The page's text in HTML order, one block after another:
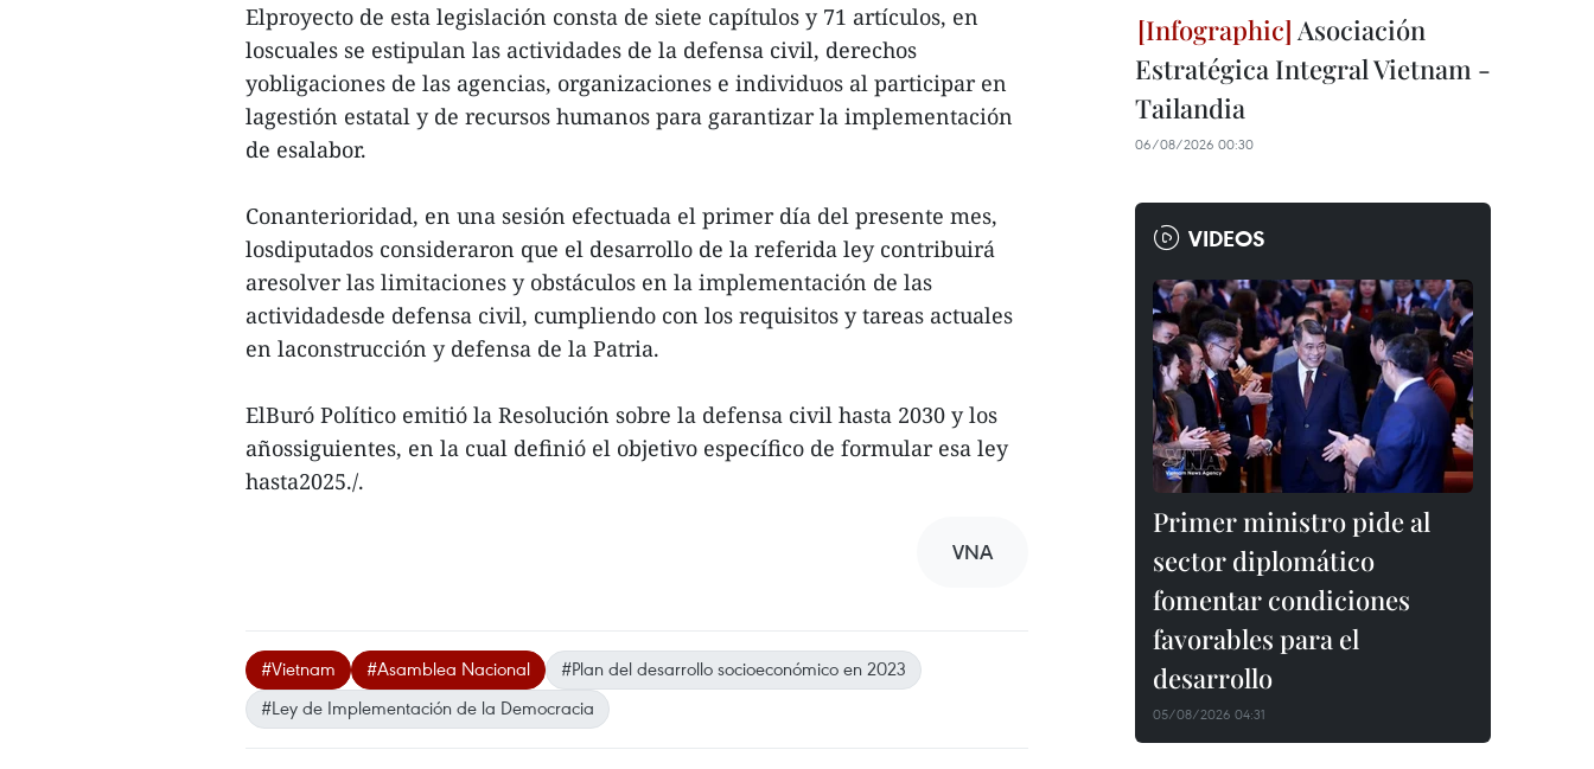
Elproyecto de esta legislación consta de siete capítulos y 71 artículos, en
loscuales se estipulan las actividades de la defensa civil, derechos
yobligaciones de las agencias, organizaciones e individuos al participar en
lagestión estatal y de recursos humanos para garantizar la implementación
de esalabor.
Conanterioridad, en una sesión efectuada el primer día del presente mes,
losdiputados consideraron que el desarrollo de la referida ley contribuirá
aresolver las limitaciones y obstáculos en la implementación de las
actividadesde defensa civil, cumpliendo con los requisitos y tareas actuales
en laconstrucción y defensa de la Patria.
ElBuró Político emitió la Resolución sobre la defensa civil hasta 2030 y los
añossiguientes, en la cual definió el objetivo específico de formular esa ley
hasta2025./.
VNA
#Vietnam #Asamblea Nacional
#Plan del desarrollo socioeconómico en 2023
#Ley de Implementación de la Democracia
Asociación
Estratégica Integral Vietnam -
Tailandia
06/08/2026 00:30
VIDEOS
Primer ministro pide al
sector diplomático
fomentar condiciones
favorables para el
desarrollo
05/08/2026 04:31